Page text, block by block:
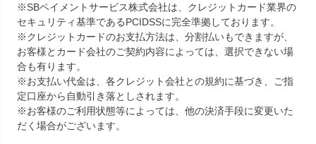
※SBペイメントサービス株式会社は、クレジットカード業界の
セキュリティ基準であるPCIDSSに完全準拠しております。
※クレジットカードのお支払方法は、分割払いもできますが、
お客様とカード会社のご契約内容によっては、選択できない場
合も有ります。
※お支払い代金は、各クレジット会社との規約に基づき、ご指
定口座から自動引き落としされます。
※お客様のご利用状態等によっては、他の決済手段に変更いた
だく場合がございます。